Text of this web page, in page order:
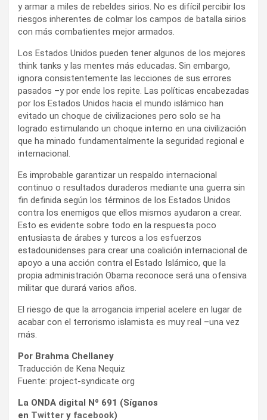
y armar a miles de rebeldes sirios. No es difícil percibir los
riesgos inherentes de colmar los campos de batalla sirios
con más combatientes mejor armados.
Los Estados Unidos pueden tener algunos de los mejores
think tanks y las mentes más educadas. Sin embargo,
ignora consistentemente las lecciones de sus errores
pasados –y por ende los repite. Las políticas encabezadas
por los Estados Unidos hacia el mundo islámico han
evitado un choque de civilizaciones pero solo se ha
logrado estimulando un choque interno en una civilización
que ha minado fundamentalmente la seguridad regional e
internacional.
Es improbable garantizar un respaldo internacional
continuo o resultados duraderos mediante una guerra sin
fin definida según los términos de los Estados Unidos
contra los enemigos que ellos mismos ayudaron a crear.
Esto es evidente sobre todo en la respuesta poco
entusiasta de árabes y turcos a los esfuerzos
estadounidenses para crear una coalición internacional de
apoyo a una acción contra el Estado Islámico, que la
propia administración Obama reconoce será una ofensiva
militar que durará varios años.
El riesgo de que la arrogancia imperial acelere en lugar de
acabar con el terrorismo islamista es muy real –una vez
más.
Por Brahma Chellaney
Traducción de Kena Nequiz
Fuente: project-syndicate org
La ONDA digital Nº 691 (Síganos
en Twitter y facebook)